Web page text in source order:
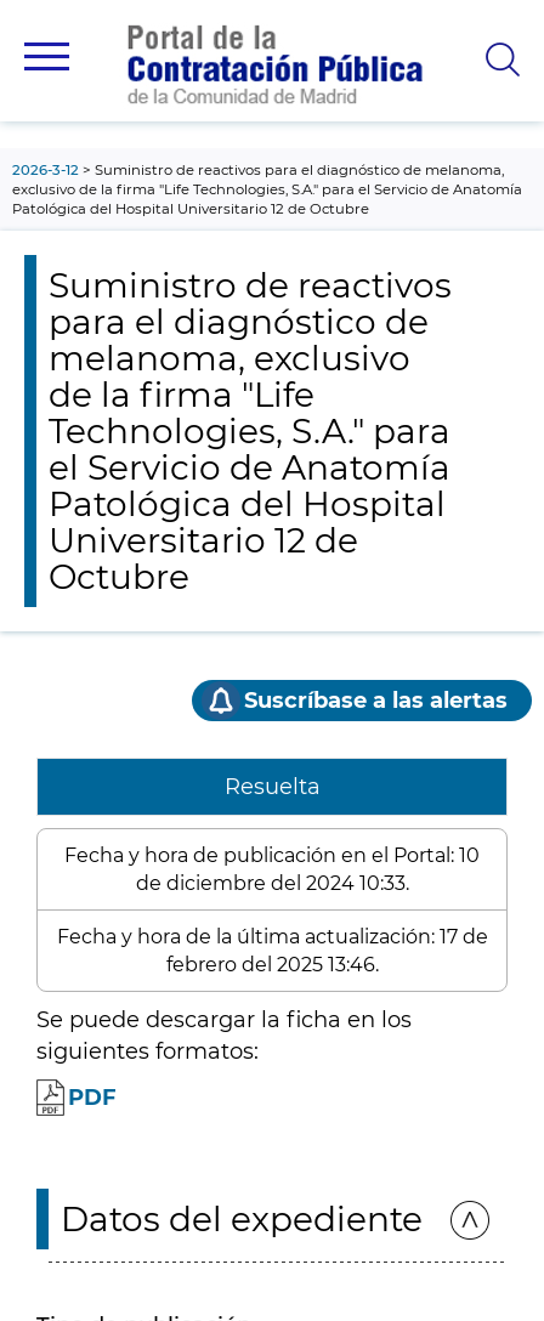
principal
2026-3-12
Suministro de reactivos para el diagnóstico de melanoma,
exclusivo de la firma "Life Technologies, S.A." para el Servicio de Anatomía
Patológica del Hospital Universitario 12 de Octubre
Suministro de reactivos
para el diagnóstico de
melanoma, exclusivo
de la firma "Life
Technologies, S.A." para
el Servicio de Anatomía
Patológica del Hospital
Universitario 12 de
Octubre
Suscríbase a las alertas
Resuelta
Fecha y hora de publicación en el Portal: 10
de diciembre del 2024 10:33.
Fecha y hora de la última actualización: 17 de
febrero del 2025 13:46.
Se puede descargar la ficha en los
siguientes formatos:
PDF
Datos del expediente